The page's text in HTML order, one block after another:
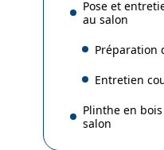
Pose et
au salon
Préparation
Entretien
Plinthe en
salon